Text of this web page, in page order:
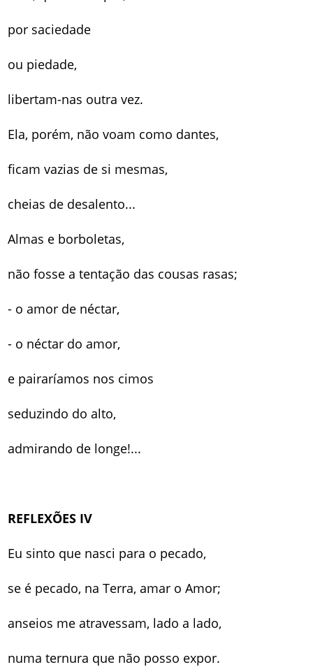
por saciedade
ou piedade,
libertam-nas outra vez.
Ela, porém, não voam como dantes,
ficam vazias de si mesmas,
cheias de desalento...
Almas e borboletas,
não fosse a tentação das cousas rasas;
- o amor de néctar,
- o néctar do amor,
e pairaríamos nos cimos
seduzindo do alto,
admirando de longe!...
REFLEXÕES IV
Eu sinto que nasci para o pecado,
se é pecado, na Terra, amar o Amor;
anseios me atravessam, lado a lado,
numa ternura que não posso expor.